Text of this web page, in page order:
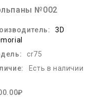
№002
3D
cr75
Есть в наличии